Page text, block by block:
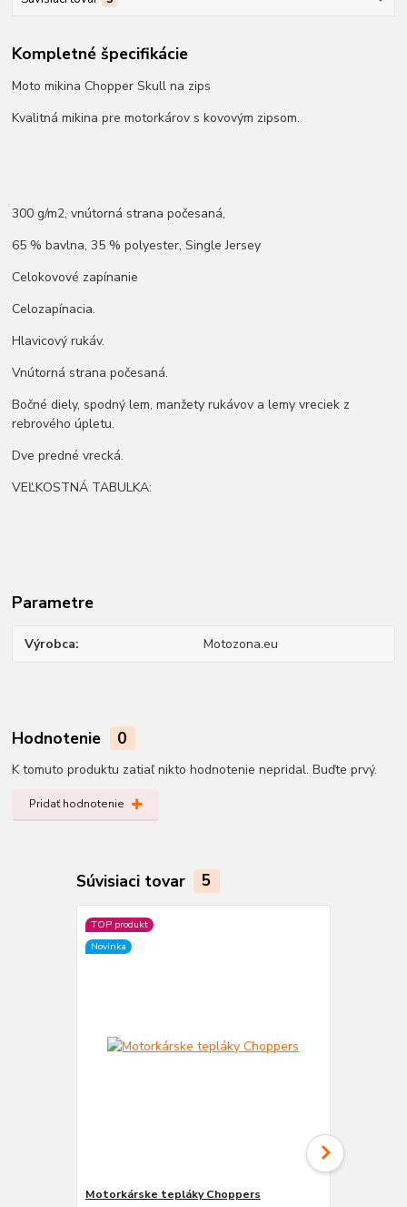
Kompletné špecifikácie
Moto mikina Chopper Skull na zips
Kvalitná mikina pre motorkárov s kovovým zipsom.
300 g/m2, vnútorná strana počesaná,
65 % bavlna, 35 % polyester, Single Jersey
Celokovové zapínanie
Celozapínacia.
Hlavicový rukáv.
Vnútorná strana počesaná.
Bočné diely, spodný lem, manžety rukávov a lemy vreciek z
rebrového úpletu.
Dve predné vrecká.
VEĽKOSTNÁ TABULKA:
Parametre
Výrobca Motozona.eu
Hodnotenie 0
K tomuto produktu zatiaľ nikto hodnotenie nepridal. Buďte prvý.
Pridať hodnotenie
Súvisiaci tovar 5
TOP produkt
Novinka
Motorkárske tepláky Choppers